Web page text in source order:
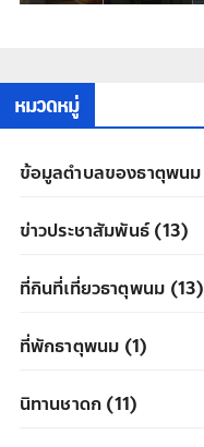
เกิด
วัน
เสา
ร์
พระ
ธาตุ
นคร
ศุกร์
พระ
ธาตุ
ท่าอุ
เทน
หมวดหมู่
ข้อมูลตำบลของธาตุพนม
ข่าวประชาสัมพันธ์(13)
ที่กินที่เที่ยวธาตุพนม (13)
ที่พักธาตุพนม (1)
นิทานชาดก (11)